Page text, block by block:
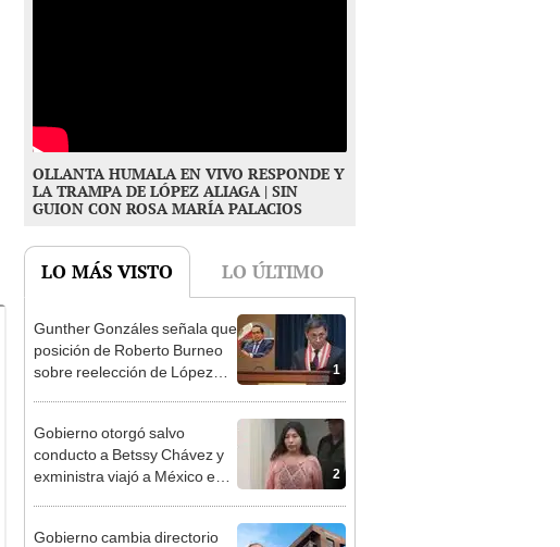
OLLANTA HUMALA EN VIVO RESPONDE Y
LA TRAMPA DE LÓPEZ ALIAGA | SIN
GUION CON ROSA MARÍA PALACIOS
LO MÁS VISTO LO ÚLTIMO
1
Gunther Gonzáles señala que
posición de Roberto Burneo
sobre reelección de López
2
Gobierno otorgó salvo
conducto a Betssy Chávez y
exministra viajó a México en
Gobierno cambia directorio